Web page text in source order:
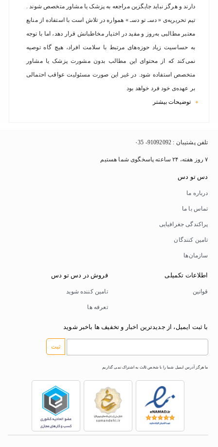
دارند و هرگز نباید جایگزین مراجعه به پزشک یا مشاور متخصص شوند .
تیم تحریریه‌ی « دسـ تو دسـ » همواره در تلاش است با استفاده از منابع
معتبر مطالبی به‌روز و مفید در اختیار مخاطبانش قرار دهد، اما با توجه
به حساسیت زیاد حوزه‌های مرتبط با سلامت افراد، هیچ گاه توصیه
نمی‌کند که از محتوای این مطالب بدون مشورت پزشک یا مشاور
متخصص استفاده شود. در غیر این صورت مسئولیت عواقب احتمالی
بر عهده‌ی خود فرد خواهد بود
+ توضیحات بیشتر
تلفن پشتیبان : 91092092- ۰35
۷ روز هفته، ۲۴ ساعته پاسخگوی شما هستیم
دس تو دس
درباره ما
تماس با ما
پراکندگی جغرافیایی
تامین کنندگان
سازمان‌ها
اطلاعات تکمیلی
قوانین
فروش در دس تو دس
تامین کننده شوید
تعرفه ها
با ثبت ایمیل، از جدیدترین اخبار و تخفیف ها باخبر شوید
ثبت
ما هرگز آدرس ایمیل شما را با شخص ثالث به اشتراک نمی گذاریم